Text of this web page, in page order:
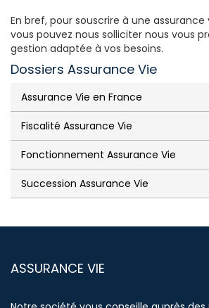
En bref, pour souscrire à une assurance
vous pouvez nous solliciter nous vous
gestion adaptée à vos besoins.
Dossiers Assurance Vie
Assurance Vie en France
Fiscalité Assurance Vie
Fonctionnement Assurance Vie
Succession Assurance Vie
ASSURANCE VIE